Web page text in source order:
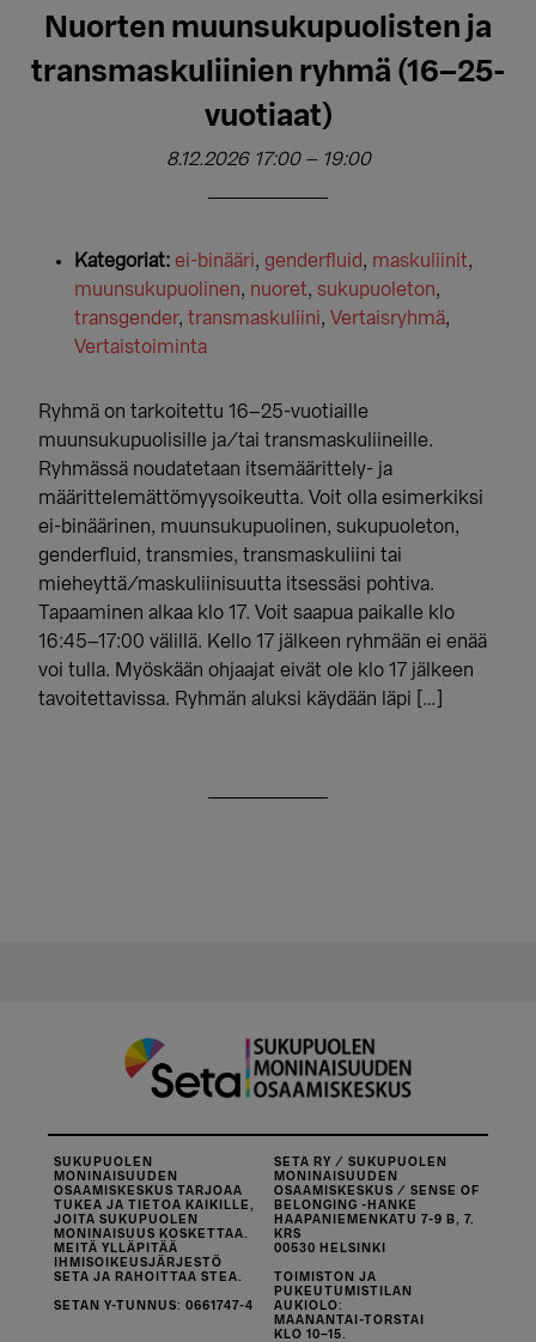
Nuorten muunsukupuolisten ja
transmaskuliinien ryhmä (16–25-
vuotiaat)
8.12.2026 17:00– 19:00
Kategoriat: ei-binääri, genderfluid, maskuliinit,
muunsukupuolinen, nuoret, sukupuoleton,
transgender,transmaskuliini,Vertaisryhmä,
Vertaistoiminta
Ryhmä on tarkoitettu 16–25-vuotiaille
muunsukupuolisille ja/tai transmaskuliineille.
Ryhmässä noudatetaan itsemäärittely- ja
määrittelemättömyysoikeutta. Voit olla esimerkiksi
ei-binäärinen, muunsukupuolinen, sukupuoleton,
genderfluid, transmies, transmaskuliini tai
mieheyttä/maskuliinisuutta itsessäsi pohtiva.
Tapaaminen alkaa klo 17. Voit saapua paikalle klo
16:45–17:00 välillä. Kello 17 jälkeen ryhmään ei enää
voi tulla. Myöskään ohjaajat eivät ole klo 17 jälkeen
tavoitettavissa. Ryhmän aluksi käydään läpi […]
SUKUPUOLEN
MONINAISUUDEN
OSAAMISKESKUS TARJOAA
TUKEA JA TIETOA KAIKILLE,
JOITA SUKUPUOLEN
MONINAISUUS KOSKETTAA.
MEITÄ YLLÄPITÄÄ
IHMISOIKEUSJÄRJESTÖ
SETA JA RAHOITTAA STEA.
SETAN Y-TUNNUS: 0661747-4
SETA RY / SUKUPUOLEN
MONINAISUUDEN
OSAAMISKESKUS / SENSE OF
BELONGING -HANKE
HAAPANIEMENKATU 7-9 B, 7.
KRS
00530 HELSINKI
TOIMISTON JA
PUKEUTUMISTILAN
AUKIOLO:
MAANANTAI-TORSTAI
KLO 10–15.